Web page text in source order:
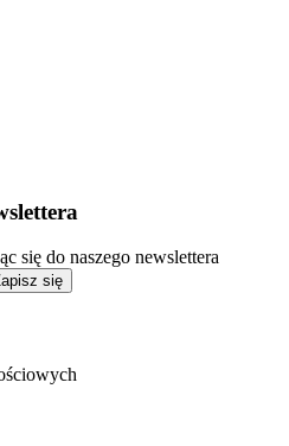
się do naszego newslettera
się